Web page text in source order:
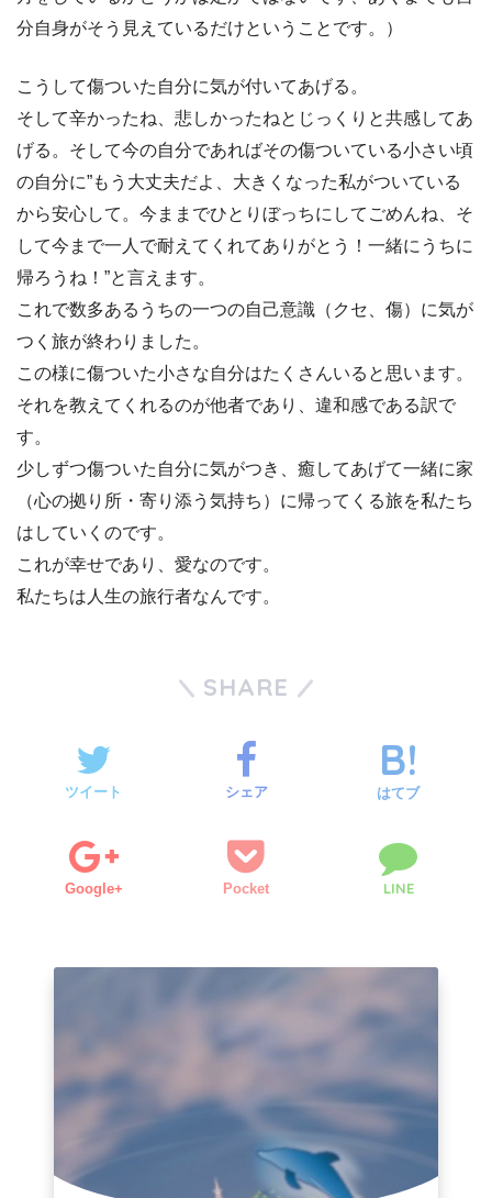
分自身がそう見えているだけということです。）
こうして傷ついた自分に気が付いてあげる。
そして辛かったね、悲しかったねとじっくりと共感してあ
げる。そして今の自分であればその傷ついている小さい頃
の自分に”もう大丈夫だよ、大きくなった私がついている
から安心して。今ままでひとりぼっちにしてごめんね、そ
して今まで一人で耐えてくれてありがとう！一緒にうちに
帰ろうね！”と言えます。
これで数多あるうちの一つの自己意識（クセ、傷）に気が
つく旅が終わりました。
この様に傷ついた小さな自分はたくさんいると思います。
それを教えてくれるのが他者であり、違和感である訳で
す。
少しずつ傷ついた自分に気がつき、癒してあげて一緒に家
（心の拠り所・寄り添う気持ち）に帰ってくる旅を私たち
はしていくのです。
これが幸せであり、愛なのです。
私たちは人生の旅行者なんです。
SHARE
ツイート シェア はてブ
Google+ Pocket LINE